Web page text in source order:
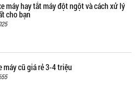
máy hay tắt máy đột ngột và cách xử lý
cho bạn
máy cũ giá rẻ 3-4 triệu